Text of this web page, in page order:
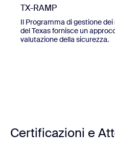
TX-RAMP
Il Programma di gestione
del Texas fornisce un
valutazione della sicurezza.
Certificazioni e